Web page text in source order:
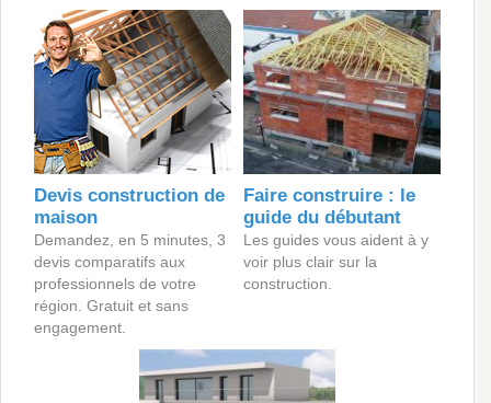
Devis construction de
maison
Demandez, en 5 minutes, 3
devis comparatifs aux
professionnels de votre
région. Gratuit et sans
engagement.
Faire construire : le
guide du débutant
Les guides vous aident à y
voir plus clair sur la
construction.